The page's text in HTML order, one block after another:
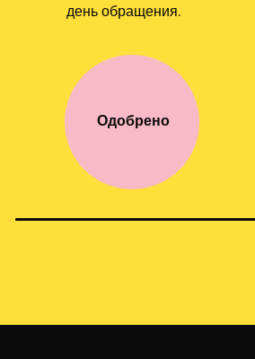
Одобрено
день обращения.